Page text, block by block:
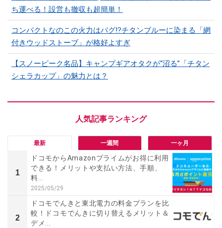
ち運べる！設営も撤収も超簡単！
コンパクトなのこの火力はバグ⁉チタンブルーに染まる「網
付きウッドストーブ」が格好よすぎ
【スノーピーク名品】キャンプギアオタクが“沼る”「チタン
シェラカップ」の魅力とは？
最新 一週間 一ヶ月
1
ドコモからAmazonプライムがお得に利用
できる！メリットや支払い方法、手順、
料...
2025/05/29
2
ドコモでんきと東北電力の料金プランを比
較！ドコモでんきに切り替えるメリット＆
デメ...